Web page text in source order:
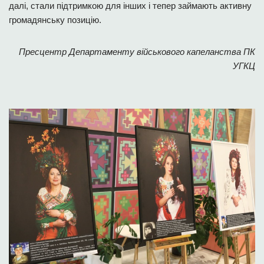
далі, стали підтримкою для інших і тепер займають активну
громадянську позицію.
Пресцентр Департаменту військового капеланства ПК
УГКЦ